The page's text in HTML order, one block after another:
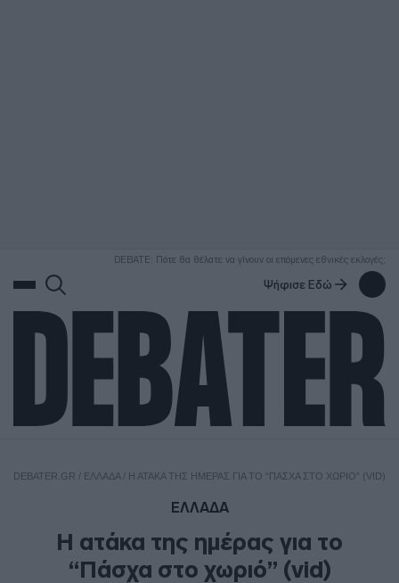
DEBATE: Πότε θα θέλατε να γίνουν οι επόμενες εθνικές εκλογές;
Ψήφισε Εδώ
DEBATER.GR / ΕΛΛΑΔΑ/ Η ΑΤΆΚΑ ΤΗΣ ΗΜΈΡΑΣ ΓΙΑ ΤΟ “ΠΆΣΧΑ ΣΤΟ ΧΩΡΙΌ” (VID)
ΕΛΛΑΔΑ
Η ατάκα της ημέρας για το
“Πάσχα στο χωριό” (vid)